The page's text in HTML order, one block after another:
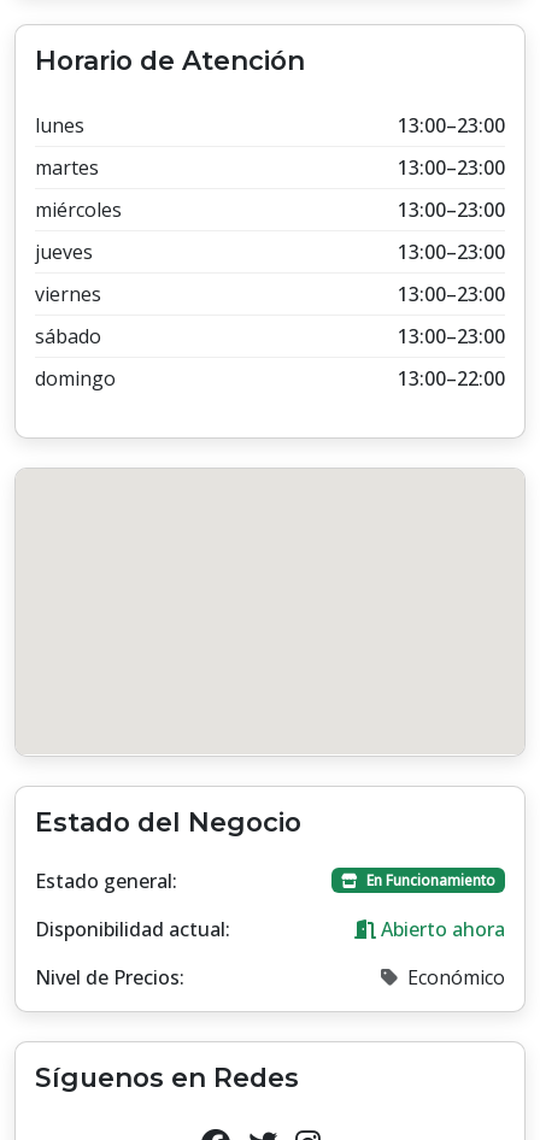
Horario de Atención
lunes
13:00–23:00
martes
13:00–23:00
miércoles
13:00–23:00
jueves
13:00–23:00
viernes
13:00–23:00
sábado
13:00–23:00
domingo
13:00–22:00
Estado del Negocio
Estado general: En Funcionamiento
Disponibilidad actual:
Abierto ahora
Nivel de Precios:
Económico
Síguenos en Redes